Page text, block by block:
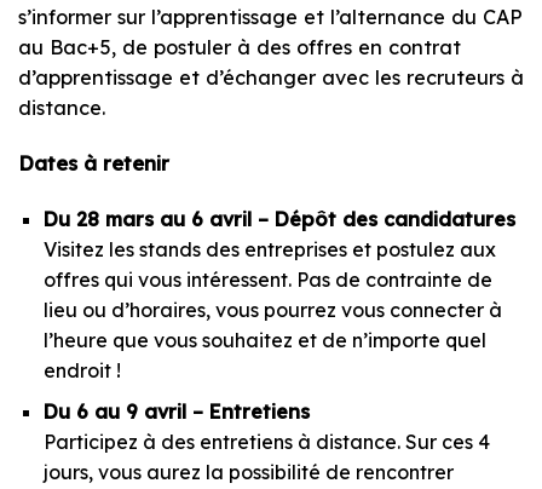
s’informer sur l’apprentissage et l’alternance du CAP
au Bac+5, de postuler à des offres en contrat
d’apprentissage et d’échanger avec les recruteurs à
distance.
Dates à retenir
Du 28 mars au 6 avril – Dépôt des candidatures
Visitez les stands des entreprises et postulez aux
offres qui vous intéressent. Pas de contrainte de
lieu ou d’horaires, vous pourrez vous connecter à
l’heure que vous souhaitez et de n’importe quel
endroit !
Du 6 au 9 avril – Entretiens
Participez à des entretiens à distance. Sur ces 4
jours, vous aurez la possibilité de rencontrer